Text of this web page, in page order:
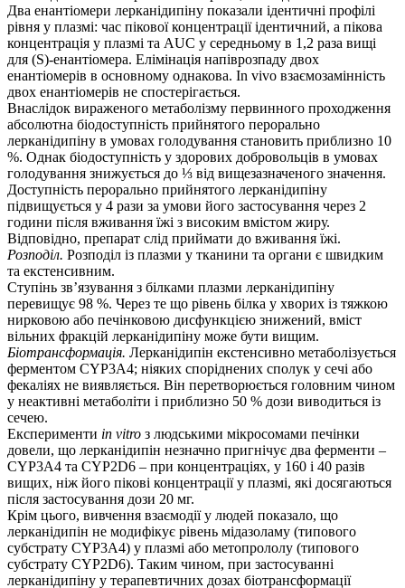
Два енантіомери лерканідипіну показали ідентичні профілі
рівня у плазмі: час пікової концентрації ідентичний, а пікова
концентрація у плазмі та AUC у середньому в 1,2 раза вищі
для (S)-енантіомера. Елімінація напіврозпаду двох
енантіомерів в основному однакова. In vivo взаємозамінність
двох енантіомерів не спостерігається.
Внаслідок вираженого метаболізму первинного проходження
абсолютна біодоступність прийнятого перорально
лерканідипіну в умовах голодування становить приблизно 10
%. Однак біодоступність у здорових добровольців в умовах
голодування знижується до ⅓ від вищезазначеного значення.
Доступність перорально прийнятого лерканідипіну
підвищується у 4 рази за умови його застосування через 2
години після вживання їжі з високим вмістом жиру.
Відповідно, препарат слід приймати до вживання їжі.
Розподіл. Розподіл із плазми у тканини та органи є швидким
та екстенсивним.
Ступінь зв’язування з білками плазми лерканідипіну
перевищує 98 %. Через те що рівень білка у хворих із тяжкою
нирковою або печінковою дисфункцією знижений, вміст
вільних фракцій лерканідипіну може бути вищим.
Біотрансформація. Лерканідипін екстенсивно метаболізується
ферментом CYP3A4; ніяких споріднених сполук у сечі або
фекаліях не виявляється. Він перетворюється головним чином
у неактивні метаболіти і приблизно 50 % дози виводиться із
сечею.
Експерименти in vitro з людськими мікросомами печінки
довели, що лерканідипін незначно пригнічує два ферменти –
CYP3A4 та CYP2D6 – при концентраціях, у 160 і 40 разів
вищих, ніж його пікові концентрації у плазмі, які досягаються
після застосування дози 20 мг.
Крім цього, вивчення взаємодії у людей показало, що
лерканідипін не модифікує рівень мідазоламу (типового
субстрату CYP3A4) у плазмі або метопрололу (типового
субстрату CYP2D6). Таким чином, при застосуванні
лерканідипіну у терапевтичних дозах біотрансформації